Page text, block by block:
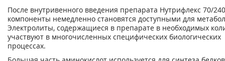
После внутривенного введения препарата Нутрифлекс 70/
компоненты немедленно становятся доступными для
Электролиты, содержащиеся в препарате в необходимых
участвуют в многочисленных специфических биологических
процессах.